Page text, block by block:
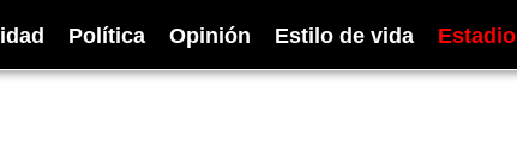
Política Opinión Estilo de vida Estadio